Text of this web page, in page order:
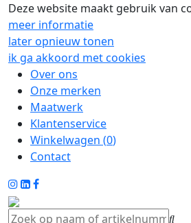
Deze website maakt gebruik van
meer informatie
later opnieuw tonen
ik ga akkoord met cookies
Over ons
Onze merken
Maatwerk
Klantenservice
Winkelwagen (0)
Contact